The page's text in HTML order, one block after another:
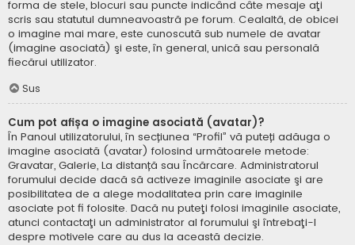
forma de stele, blocuri sau puncte indicând câte mesaje aţi
scris sau statutul dumneavoastră pe forum. Cealaltă, de obicei
o imagine mai mare, este cunoscută sub numele de avatar
(imagine asociată) şi este, în general, unică sau personală
fiecărui utilizator.
Sus
Cum pot afișa o imagine asociată (avatar)?
În Panoul utilizatorului, în secțiunea “Profil” vă puteți adăuga o
imagine asociată (avatar) folosind următoarele metode:
Gravatar, Galerie, La distanță sau Încărcare. Administratorul
forumului decide dacă să activeze imaginile asociate şi are
posibilitatea de a alege modalitatea prin care imaginile
asociate pot fi folosite. Dacă nu puteţi folosi imaginile asociate,
atunci contactaţi un administrator al forumului şi întrebaţi-l
despre motivele care au dus la această decizie.